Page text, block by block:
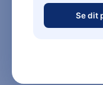
Se dit
I